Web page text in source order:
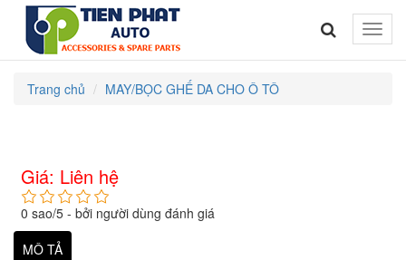
Toggle
Trang chủ MAY/BỌC GHẾ DA CHO Ô TÔ
Giá: Liên hệ
0 sao/5 - bởi người dùng đánh giá
MÔ TẢ